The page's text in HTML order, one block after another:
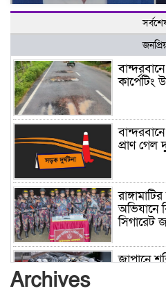
কার্পেটিং
প্রাণ গেল
অভিযানে
সিগারেট
জাপানে
Archives